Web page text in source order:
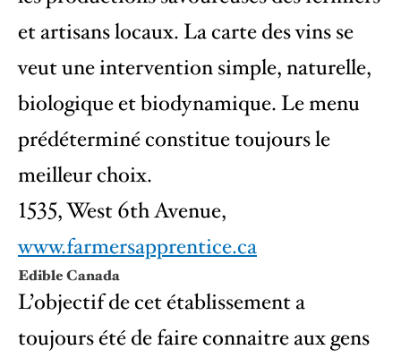
et artisans locaux. La carte des vins se
veut une intervention simple, naturelle,
biologique et biodynamique. Le menu
prédéterminé constitue toujours le
meilleur choix.
1535, West 6th Avenue,
www.farmersapprentice.ca
Edible Canada
L’objectif de cet établissement a
toujours été de faire connaitre aux gens